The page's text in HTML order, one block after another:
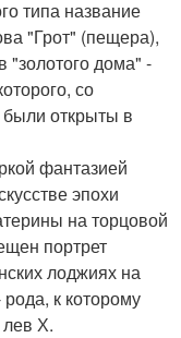
типа название
"Грот" (пещера),
"золотого дома" -
со
открыты в
фантазией
эпохи
на торцовой
портрет
лоджиях на
к которому
лев Х.